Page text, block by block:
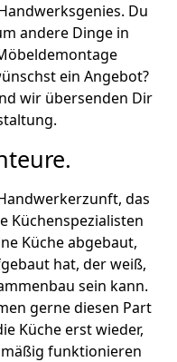
Du
andere Dinge in
ein Angebot?
wir übersenden Dir
das
Küchenspezialisten
Küche abgebaut,
hat, der weiß,
sein kann.
gerne diesen Part
Küche erst wieder,
funktionieren